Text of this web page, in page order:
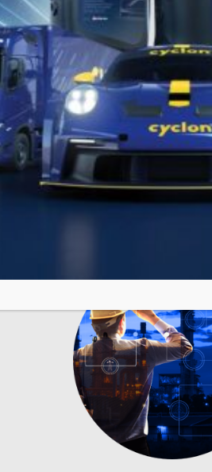
ТОЧКИ НА
Морските масла CYCLON по
решения за смазване , чрез
акредитирани кооперации
центрове